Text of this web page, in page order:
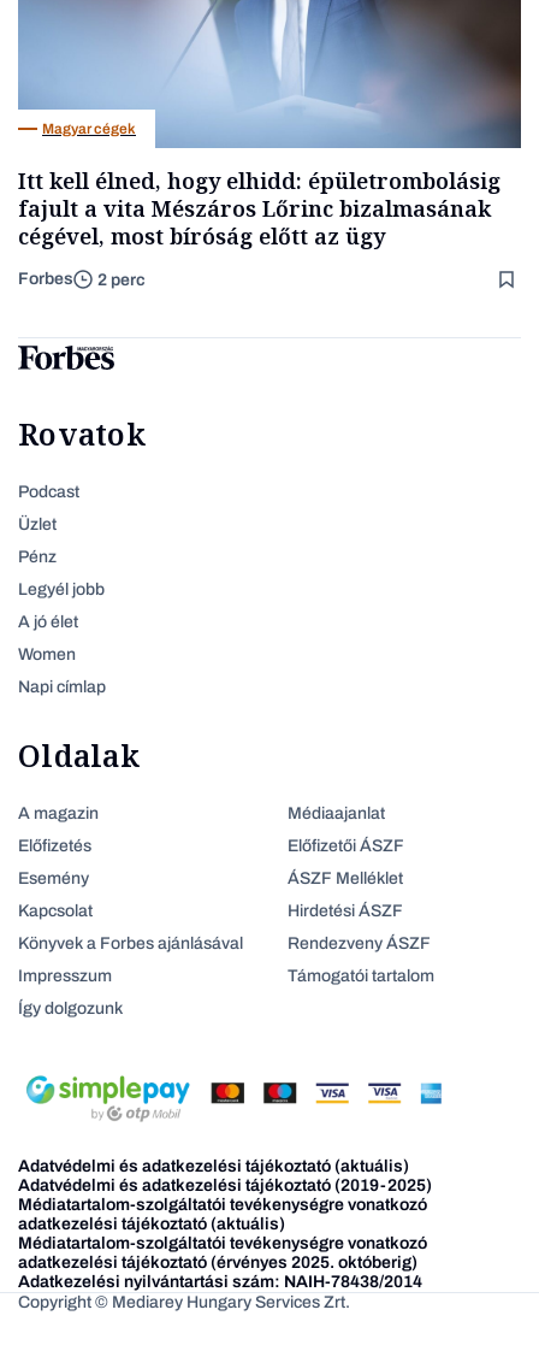
Magyar cégek
Itt kell élned, hogy elhidd: épületrombolásig
fajult a vita Mészáros Lőrinc bizalmasának
cégével, most bíróság előtt az ügy
Forbes 2 perc
Rovatok
Podcast
Üzlet
Pénz
Legyél jobb
A jó élet
Women
Napi címlap
Oldalak
A magazin
Előfizetés
Esemény
Kapcsolat
Könyvek a Forbes ajánlásával
Impresszum
Így dolgozunk
Médiaajanlat
Előfizetői ÁSZF
ÁSZF Melléklet
Hirdetési ÁSZF
Rendezveny ÁSZF
Támogatói tartalom
Adatvédelmi és adatkezelési tájékoztató (aktuális)
Adatvédelmi és adatkezelési tájékoztató (2019-2025)
Médiatartalom-szolgáltatói tevékenységre vonatkozó
adatkezelési tájékoztató (aktuális)
Médiatartalom-szolgáltatói tevékenységre vonatkozó
adatkezelési tájékoztató (érvényes 2025. októberig)
Adatkezelési nyilvántartási szám: NAIH-78438/2014
Copyright © Mediarey Hungary Services Zrt.